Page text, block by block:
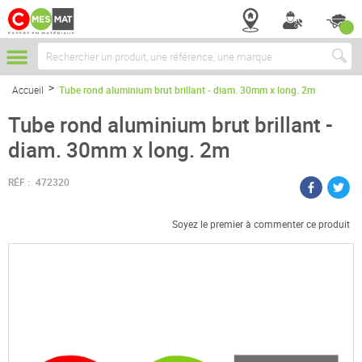
Chercher
Accueil Tube rond aluminium brut brillant - diam. 30mm x long. 2m
Tube rond aluminium brut brillant -
diam. 30mm x long. 2m
RÉF : 472320
Soyez le premier à commenter ce produit
Passer